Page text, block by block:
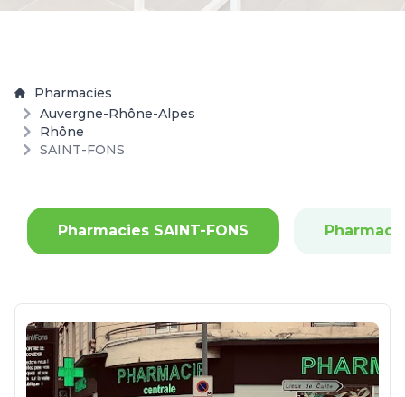
Pharmacies
Auvergne-Rhône-Alpes
Rhône
SAINT-FONS
Pharmacies SAINT-FONS